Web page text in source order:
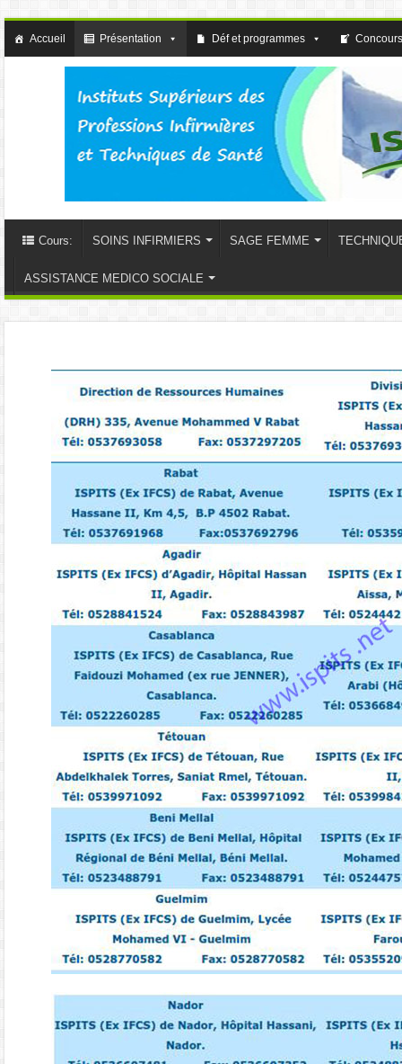
Accueil Présentation Déf et programmes
Cours: SOINS INFIRMIERS SAGE FEMME
ASSISTANCE MEDICO SOCIALE